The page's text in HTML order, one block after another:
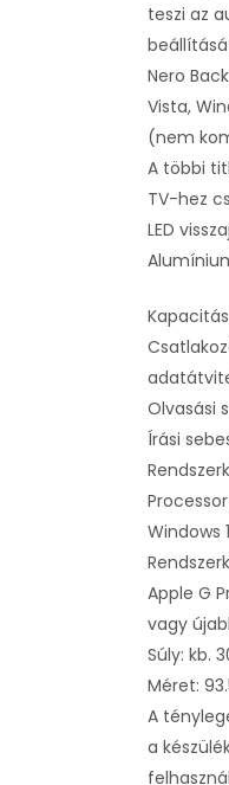
teszi az
Nero
Vista,
(nem
A többi
TV-hez
LED
Olvasási
Írási
Windows
Apple G
vagy
Súly: kb.
Méret:
A
a